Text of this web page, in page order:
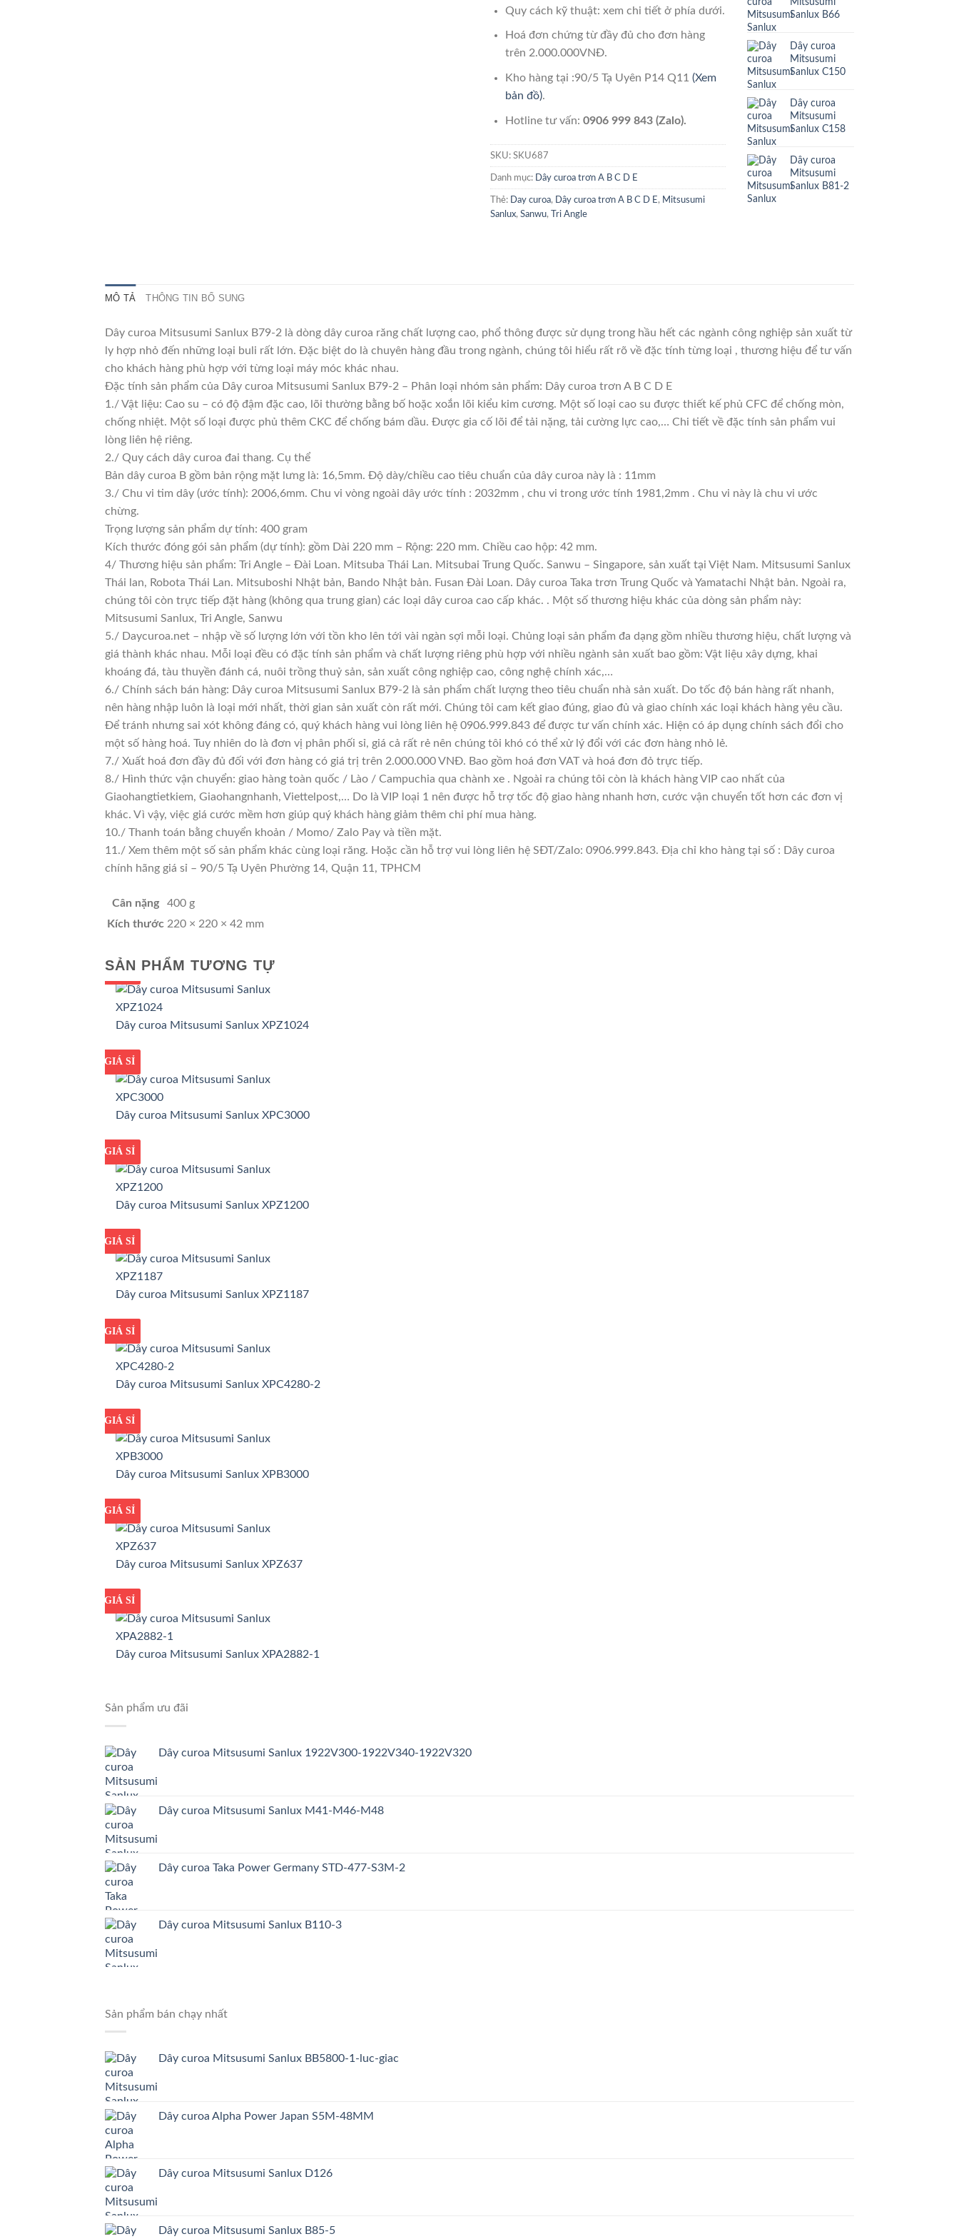
Quy cách kỹ thuật: xem chi tiết ở phía dưới.
Hoá đơn chứng từ đầy đủ cho đơn hàng
trên 2.000.000VNĐ.
Kho hàng tại :90/5 Tạ Uyên P14 Q11 (Xem
bản đồ).
Hotline tư vấn: 0906 999 843 (Zalo).
SKU: SKU687
Danh mục: Dây curoa trơn A B C D E
Thẻ: Day curoa, Dây curoa trơn A B C D E , Mitsusumi
Sanlux, Sanwu, Tri Angle
Sanlux B66
Dây curoa
Mitsusumi
Sanlux C150
Dây curoa
Mitsusumi
Sanlux C158
Dây curoa
Mitsusumi
Sanlux B81-2
MÔ TẢ THÔNG TIN BỔ SUNG
Dây curoa Mitsusumi Sanlux B79-2 là dòng dây curoa răng chất lượng cao, phổ thông được sử dụng trong hầu hết các ngành công nghiệp sản xuất từ
ly hợp nhỏ đến những loại buli rất lớn. Đặc biệt do là chuyên hàng đầu trong ngành, chúng tôi hiểu rất rõ về đặc tính từng loại , thương hiệu để tư vấn
cho khách hàng phù hợp với từng loại máy móc khác nhau.
Đặc tính sản phẩm của Dây curoa Mitsusumi Sanlux B79-2 – Phân loại nhóm sản phẩm: Dây curoa trơn A B C D E
1./ Vật liệu: Cao su – có độ đậm đặc cao, lõi thường bằng bố hoặc xoắn lõi kiểu kim cương. Một số loại cao su được thiết kế phủ CFC để chống mòn,
chống nhiệt. Một số loại được phủ thêm CKC để chống bám dầu. Được gia cố lõi để tải nặng, tải cường lực cao,… Chi tiết về đặc tính sản phẩm vui
lòng liên hệ riêng.
2./ Quy cách dây curoa đai thang. Cụ thể
Bản dây curoa B gồm bản rộng mặt lưng là: 16,5mm. Độ dày/chiều cao tiêu chuẩn của dây curoa này là : 11mm
3./ Chu vi tim dây (ước tính): 2006,6mm. Chu vi vòng ngoài dây ước tính : 2032mm , chu vi trong ước tính 1981,2mm . Chu vi này là chu vi ước
chừng.
Trọng lượng sản phẩm dự tính: 400 gram
Kích thước đóng gói sản phẩm (dự tính): gồm Dài 220 mm – Rộng: 220 mm. Chiều cao hộp: 42 mm.
4/ Thương hiệu sản phẩm: Tri Angle – Đài Loan. Mitsuba Thái Lan. Mitsubai Trung Quốc. Sanwu – Singapore, sản xuất tại Việt Nam. Mitsusumi Sanlux
Thái lan, Robota Thái Lan. Mitsuboshi Nhật bản, Bando Nhật bản. Fusan Đài Loan. Dây curoa Taka trơn Trung Quốc và Yamatachi Nhật bản. Ngoài ra,
chúng tôi còn trực tiếp đặt hàng (không qua trung gian) các loại dây curoa cao cấp khác. . Một số thương hiệu khác của dòng sản phẩm này:
Mitsusumi Sanlux, Tri Angle, Sanwu
5./ Daycuroa.net – nhập về số lượng lớn với tồn kho lên tới vài ngàn sợi mỗi loại. Chủng loại sản phẩm đa dạng gồm nhiều thương hiệu, chất lượng và
giá thành khác nhau. Mỗi loại đều có đặc tính sản phẩm và chất lượng riêng phù hợp với nhiều ngành sản xuất bao gồm: Vật liệu xây dựng, khai
khoáng đá, tàu thuyền đánh cá, nuôi trồng thuỷ sản, sản xuất công nghiệp cao, công nghệ chính xác,…
6./ Chính sách bán hàng: Dây curoa Mitsusumi Sanlux B79-2 là sản phẩm chất lượng theo tiêu chuẩn nhà sản xuất. Do tốc độ bán hàng rất nhanh,
nên hàng nhập luôn là loại mới nhất, thời gian sản xuất còn rất mới. Chúng tôi cam kết giao đúng, giao đủ và giao chính xác loại khách hàng yêu cầu.
Để tránh nhưng sai xót không đáng có, quý khách hàng vui lòng liên hệ 0906.999.843 để được tư vấn chính xác. Hiện có áp dụng chính sách đổi cho
một số hàng hoá. Tuy nhiên do là đơn vị phân phối sỉ, giá cả rất rẻ nên chúng tôi khó có thể xử lý đổi với các đơn hàng nhỏ lẻ.
7./ Xuất hoá đơn đầy đủ đối với đơn hàng có giá trị trên 2.000.000 VNĐ. Bao gồm hoá đơn VAT và hoá đơn đỏ trực tiếp.
8./ Hình thức vận chuyển: giao hàng toàn quốc / Lào / Campuchia qua chành xe . Ngoài ra chúng tôi còn là khách hàng VIP cao nhất của
Giaohangtietkiem, Giaohangnhanh, Viettelpost,… Do là VIP loại 1 nên được hỗ trợ tốc độ giao hàng nhanh hơn, cước vận chuyển tốt hơn các đơn vị
khác. Vì vậy, việc giá cước mềm hơn giúp quý khách hàng giảm thêm chi phí mua hàng.
10./ Thanh toán bằng chuyển khoản / Momo/ Zalo Pay và tiền mặt.
11./ Xem thêm một số sản phẩm khác cùng loại răng. Hoặc cần hỗ trợ vui lòng liên hệ SĐT/Zalo: 0906.999.843. Địa chỉ kho hàng tại số : Dây curoa
chính hãng giá sỉ – 90/5 Tạ Uyên Phường 14, Quận 11, TPHCM
Cân nặng
400 g
Kích thước 220 × 220 × 42 mm
SẢN PHẨM TƯƠNG TỰ
GIÁ TỐT
GIÁ SỈ
Dây curoa Mitsusumi Sanlux XPZ1024
GIÁ TỐT
GIÁ SỈ
Dây curoa Mitsusumi Sanlux XPC3000
GIÁ TỐT
GIÁ SỈ
Dây curoa Mitsusumi Sanlux XPZ1200
GIÁ TỐT
GIÁ SỈ
Dây curoa Mitsusumi Sanlux XPZ1187
GIÁ TỐT
GIÁ SỈ
Dây curoa Mitsusumi Sanlux XPC4280-2
GIÁ TỐT
GIÁ SỈ
Dây curoa Mitsusumi Sanlux XPB3000
GIÁ TỐT
GIÁ SỈ
Dây curoa Mitsusumi Sanlux XPZ637
GIÁ TỐT
GIÁ SỈ
Dây curoa Mitsusumi Sanlux XPA2882-1
Sản phẩm ưu đãi
Dây curoa Mitsusumi Sanlux 1922V300-1922V340-1922V320
Dây curoa Mitsusumi Sanlux M41-M46-M48
Dây curoa Taka Power Germany STD-477-S3M-2
Dây curoa Mitsusumi Sanlux B110-3
Sản phẩm bán chạy nhất
Dây curoa Mitsusumi Sanlux BB5800-1-luc-giac
Dây curoa Alpha Power Japan S5M-48MM
Dây curoa Mitsusumi Sanlux D126
Dây curoa Mitsusumi Sanlux B85-5